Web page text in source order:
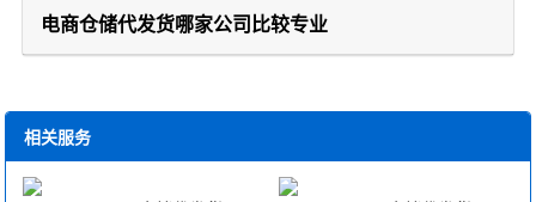
电商仓储代发货哪家公司比较专业
相关服务